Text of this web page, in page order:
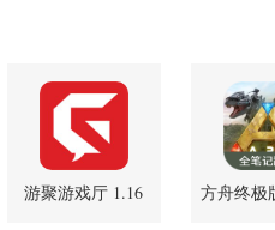
游聚游戏厅 1.16
方舟终极